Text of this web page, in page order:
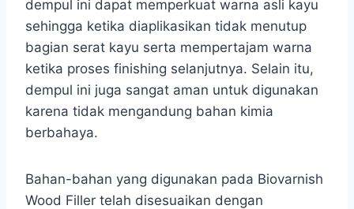
dempul ini dapat memperkuat warna asli kayu
sehingga ketika diaplikasikan tidak menutup
bagian serat kayu serta mempertajam warna
ketika proses finishing selanjutnya. Selain itu,
dempul ini juga sangat aman untuk digunakan
karena tidak mengandung bahan kimia
berbahaya.
Bahan-bahan yang digunakan pada Biovarnish
Wood Filler telah disesuaikan dengan